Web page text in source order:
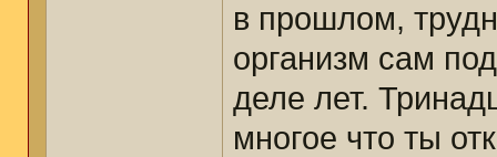
в прошлом,
организм сам
деле лет.
многое что ты